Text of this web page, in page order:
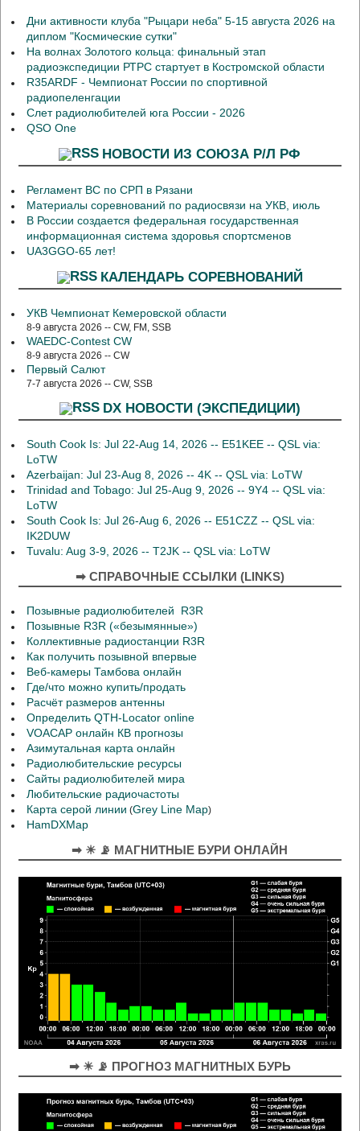
Дни активности клуба "Рыцари неба" 5-15 августа 2026 на
диплом "Космические сутки"
На волнах Золотого кольца: финальный этап
радиоэкспедиции РТРС стартует в Костромской области
R35ARDF - Чемпионат России по спортивной
радиопеленгации
Слет радиолюбителей юга России - 2026
QSO One
НОВОСТИ ИЗ СОЮЗА Р/Л РФ
Регламент ВС по СРП в Рязани
Материалы соревнований по радиосвязи на УКВ, июль
В России создается федеральная государственная
информационная система здоровья спортсменов
UA3GGO-65 лет!
КАЛЕНДАРЬ СОРЕВНОВАНИЙ
УКВ Чемпионат Кемеровской области
8-9 августа 2026 -- CW, FM, SSB
WAEDC-Contest CW
8-9 августа 2026 -- CW
Первый Салют
7-7 августа 2026 -- CW, SSB
DX НОВОСТИ (ЭКСПЕДИЦИИ)
South Cook Is: Jul 22-Aug 14, 2026 -- E51KEE -- QSL via:
LoTW
Azerbaijan: Jul 23-Aug 8, 2026 -- 4K -- QSL via: LoTW
Trinidad and Tobago: Jul 25-Aug 9, 2026 -- 9Y4 -- QSL via:
LoTW
South Cook Is: Jul 26-Aug 6, 2026 -- E51CZZ -- QSL via:
IK2DUW
Tuvalu: Aug 3-9, 2026 -- T2JK -- QSL via: LoTW
➡ СПРАВОЧНЫЕ ССЫЛКИ (LINKS)
Позывные радиолюбителей R3R
Позывные R3R («безымянные»)
Коллективные радиостанции R3R
Как получить позывной впервые
Веб-камеры Тамбова онлайн
Где/что можно купить/продать
Расчёт размеров антенны
Определить QTH-Locator online
VOACAP онлайн КВ прогнозы
Азимутальная карта онлайн
Радиолюбительские ресурсы
Сайты радиолюбителей мира
Любительские радиочастоты
Карта серой линии (Grey Line Map)
HamDXMap
➡ ☀ 📡 МАГНИТНЫЕ БУРИ ОНЛАЙН
➡ ☀ 📡 ПРОГНОЗ МАГНИТНЫХ БУРЬ